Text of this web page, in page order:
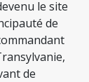
le site
de
de